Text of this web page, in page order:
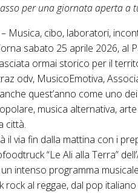
per una giornata aperta a
Musica, cibo, laboratori,
sabato 25 aprile 2026, al
ormai storico per il
odv, MusicoEmotiva,
quest’anno come uno
musica alternativa,
città.
il via fin dalla mattina con i
“Le Ali alla Terra”
intenso programma
rock al reggae, dal pop